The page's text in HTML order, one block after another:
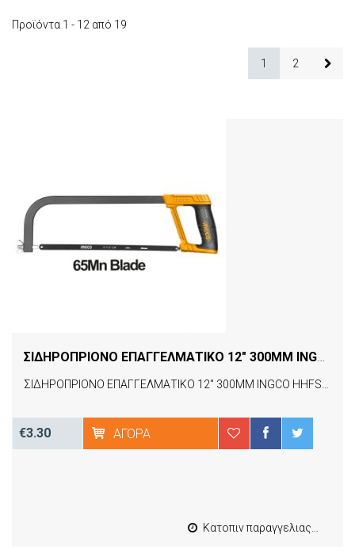
Προϊόντα 1 - 12 από 19
1 2
€3.30 ΑΓΟΡΆ
Κατοπιν παραγγελιας από 4 έως 10 εργασιμες